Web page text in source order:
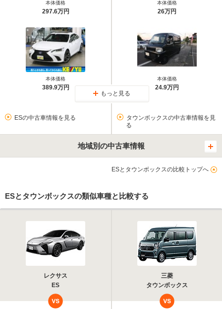
本体価格
297.6万円
本体価格
389.9万円
本体価格
26万円
本体価格
24.9万円
もっと見る
ESの中古車情報を見る
タウンボックスの中古車情報を見
る
地域別の中古車情報
ESとタウンボックスの比較トップへ
ESとタウンボックスの類似車種と比較する
レクサス
ES
三菱
タウンボックス